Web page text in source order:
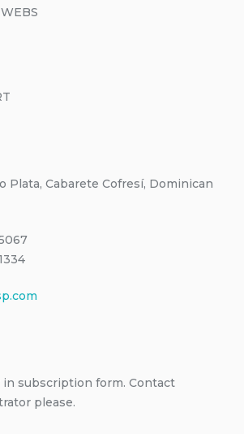
Plata, Cabarete Cofresí, Dominican
in subscription form. Contact
please.